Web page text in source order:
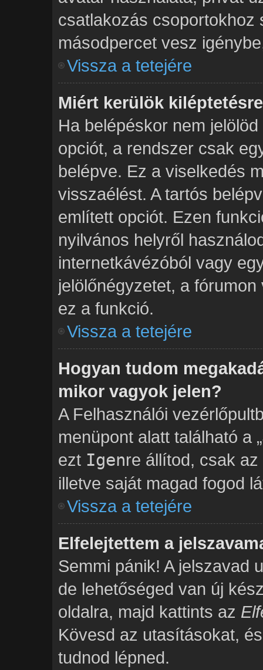
csatlakozás csoportokhoz
másodpercet vesz
Vissza a tetejére
Miért kerülök
Ha belépéskor nem
opciót, a rendszer csak
belépve. Ez a viselkedés
visszaélést. A tartós
említett opciót. Ezen
nyilvános helyről
internetkávézóból vagy
jelölőnégyzetet, a
ez a funkció.
Vissza a tetejére
Hogyan tudom
mikor vagyok jelen?
A Felhasználói
menüpont alatt található a
ezt Igenre állítod, csak
illetve saját magad fogod
Vissza a tetejére
Elfelejtettem a
Semmi pánik! A jelszavad
de lehetőséged van új
oldalra, majd kattints az
Kövesd az utasításokat,
tudnod lépned.